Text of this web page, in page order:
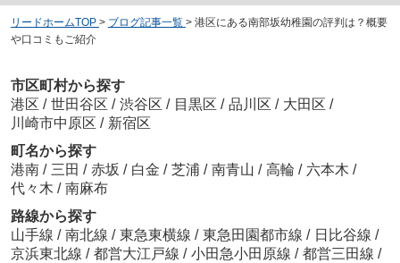
リードホームTOP > ブログ記事一覧 > 港区にある南部坂幼稚園の評判は？概要
や口コミもご紹介
市区町村から探す
港区 / 世田谷区 / 渋谷区 / 目黒区 / 品川区 / 大田区 /
川崎市中原区 / 新宿区
町名から探す
港南 / 三田 / 赤坂 / 白金 / 芝浦 / 南青山 / 高輪 / 六本木 /
代々木 / 南麻布
路線から探す
山手線 / 南北線 / 東急東横線 / 東急田園都市線 / 日比谷線 /
京浜東北線 / 都営大江戸線 / 小田急小田原線 / 都営三田線 /